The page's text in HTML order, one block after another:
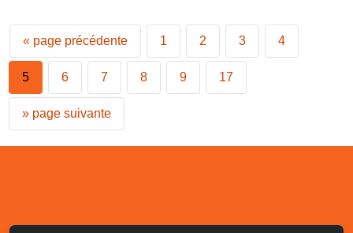
« page précédente 1 2 3 4
5 6 7 8 9 17
» page suivante